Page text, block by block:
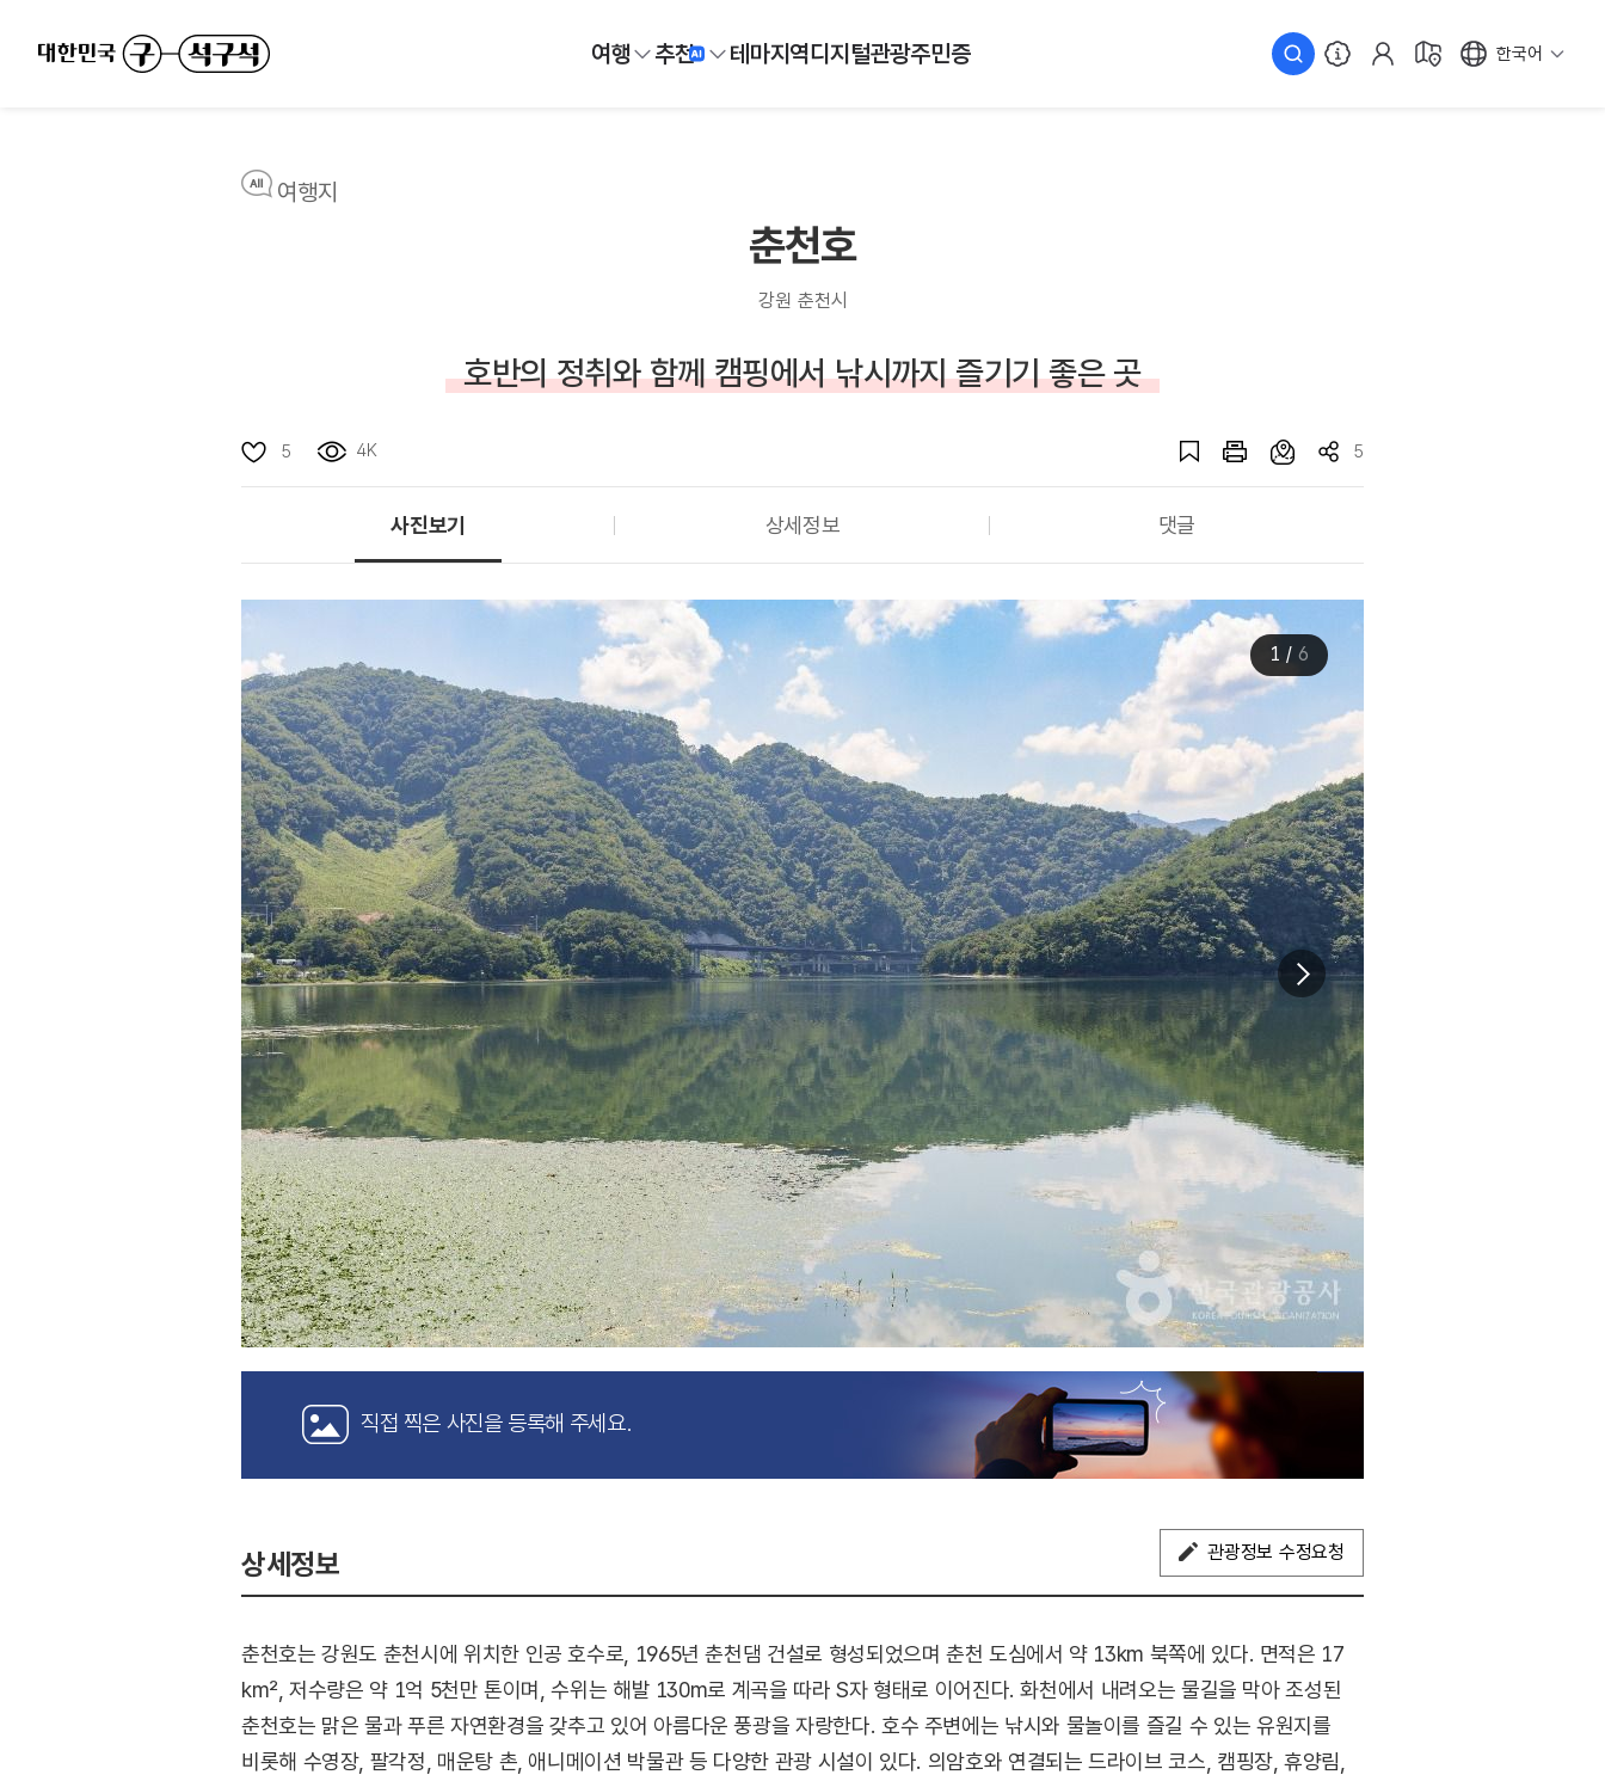
여행 추천 테마지역디지털관광주민증 한국어
여행지
춘천호
강원 춘천시
호반의 정취와 함께 캠핑에서 낚시까지 즐기기 좋은 곳
5 4K 5
사진보기 상세정보 댓글
1 / 6
직접 찍은 사진을 등록해 주세요.
상세정보 관광정보 수정요청
춘천호는 강원도 춘천시에 위치한 인공 호수로, 1965년 춘천댐 건설로 형성되었으며 춘천 도심에서 약 13km 북쪽에 있다. 면적은 17
km², 저수량은 약 1억 5천만 톤이며, 수위는 해발 130m로 계곡을 따라 S자 형태로 이어진다. 화천에서 내려오는 물길을 막아 조성된
춘천호는 맑은 물과 푸른 자연환경을 갖추고 있어 아름다운 풍광을 자랑한다. 호수 주변에는 낚시와 물놀이를 즐길 수 있는 유원지를
비롯해 수영장, 팔각정, 매운탕 촌, 애니메이션 박물관 등 다양한 관광 시설이 있다. 의암호와 연결되는 드라이브 코스, 캠핑장, 휴양림,